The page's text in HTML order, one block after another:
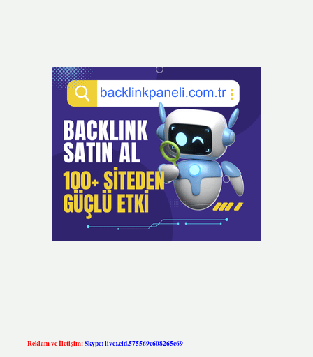
Reklam ve İletişim:Skype: live:.cid.575569c608265c69